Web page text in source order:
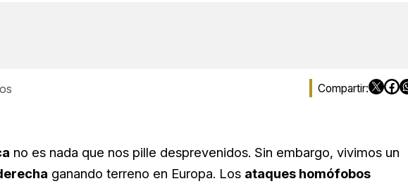
no es nada que nos pille desprevenidos. Sin embargo, vivimos un
ganando terreno en Europa. Los ataques homófobos